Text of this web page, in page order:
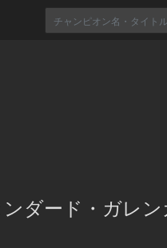
ダード・ガレ